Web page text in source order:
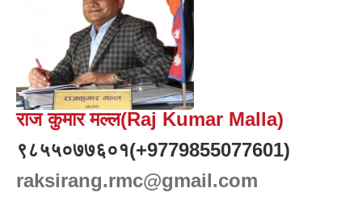
राज कुमार मल्ल(Raj Kumar Malla)
९८५५०७७६०१(+9779855077601)
raksirang.rmc@gmail.com